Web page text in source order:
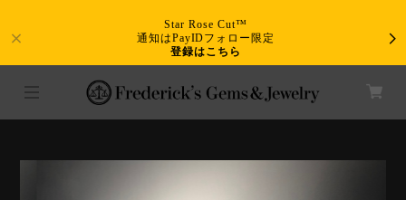
Star Rose Cut™
通知はPayIDフォロー限定
登録はこちら